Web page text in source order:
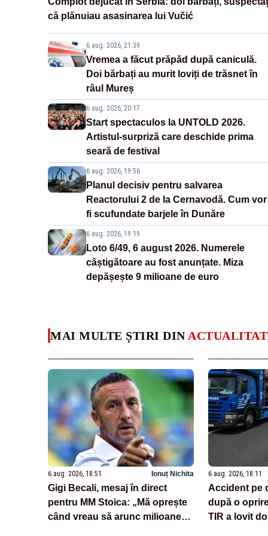
că plănuiau asasinarea lui Vučić
6 aug. 2026, 21:39
Vremea a făcut prăpăd după caniculă.
Doi bărbați au murit loviți de trăsnet în
râul Mureș
6 aug. 2026, 20:17
Start spectaculos la UNTOLD 2026.
Artistul-surpriză care deschide prima
seară de festival
6 aug. 2026, 19:56
Planul decisiv pentru salvarea
Reactorului 2 de la Cernavodă. Cum vor
fi scufundate barjele în Dunăre
6 aug. 2026, 19:19
Loto 6/49, 6 august 2026. Numerele
câștigătoare au fost anunțate. Miza
depășește 9 milioane de euro
MAI MULTE ȘTIRI DIN
6 aug. 2026, 18:51 Ionuț Nichita
Gigi Becali, mesaj în direct
pentru MM Stoica: „Mă oprește
când vreau să arunc milioane
6 aug. 2026, 18:11
Accident pe
după o
TIR a lovit